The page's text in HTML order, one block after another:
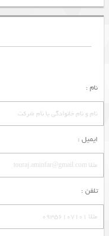
نام :
ایمیل :
تلفن :